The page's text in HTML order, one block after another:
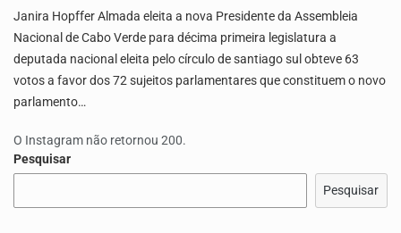
Janira Hopffer Almada eleita a nova Presidente da Assembleia
Nacional de Cabo Verde para décima primeira legislatura a
deputada nacional eleita pelo círculo de santiago sul obteve 63
votos a favor dos 72 sujeitos parlamentares que constituem o novo
parlamento…
O Instagram não retornou 200.
Pesquisar
Pesquisar